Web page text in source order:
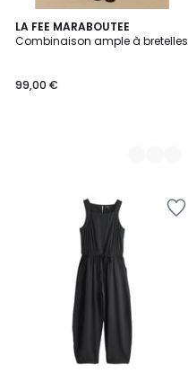
LA FEE MARABOUTEE
Combinaison ample à bretelles
99,00 €
3
Couleurs